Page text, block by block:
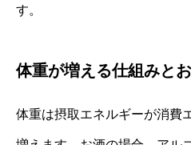
す。
体重が増える仕組みと
体重は摂取エネルギーが消費